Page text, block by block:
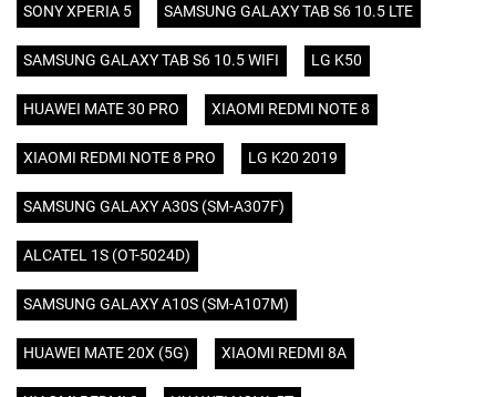
SONY XPERIA 5 SAMSUNG GALAXY TAB S6 10.5 LTE
SAMSUNG GALAXY TAB S6 10.5 WIFI LG K50
HUAWEI MATE 30 PRO XIAOMI REDMI NOTE 8
XIAOMI REDMI NOTE 8 PRO LG K20 2019
SAMSUNG GALAXY A30S (SM-A307F)
ALCATEL 1S (OT-5024D)
SAMSUNG GALAXY A10S (SM-A107M)
HUAWEI MATE 20X (5G) XIAOMI REDMI 8A